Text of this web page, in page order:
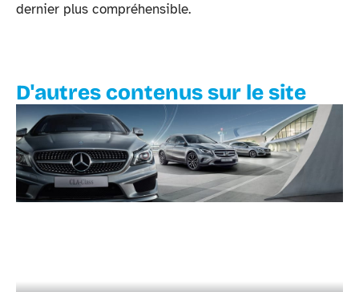
dernier plus compréhensible.
D'autres contenus sur le site